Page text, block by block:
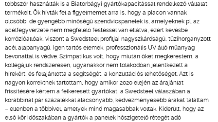
többször használták is a Biatorbágyi gyártókapacitással rendelkező vállalat
termékeit. Õk hívták fel a figyelmemet arra is, hogy a piacon vannak
olcsóbb, de gyengébb minőségű szendvicspanelek is, amelyeknek pl. az
acélfegyverzete nem megfelelő festéssel van ellátva, ezért kevésbé
korrózióállóak, viszont a Swedsteel profiljai nagyszilárdságú, tűzihorganyzott
acél alapanyagú, igen tartós elemek, professzionális UV álló műanyag
bevonattal is védve. Szimpatikus volt, hogy miután őket megkerestem, a
kollégájuk rendszeresen, ugyanakkor nem tolakodóan jelentkezett a
hírekért, és felajánlotta a segítségét, a konzultációs lehetőséget. Azt is
nagyon korrektnek tartottam, hogy amikor 2020 elején az árajánlat
frissítésére kértem a felkeresett gyártókat, a Swedsteel válaszában a
korábbinál pár százalékkal alacsonyabb, kedvezményesebb árakat találtam
– ellenben a többivel, amelyek mind magasabbak voltak. Kiderült, hogy az
első kör időszakában a gyártók a panelek hőszigetelő rétegét adó